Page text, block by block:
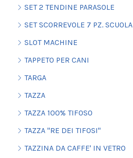
SET 2 TENDINE PARASOLE
SET SCORREVOLE 7 PZ. SCUOLA
SLOT MACHINE
TAPPETO PER CANI
TARGA
TAZZA
TAZZA 100% TIFOSO
TAZZA "RE DEI TIFOSI"
TAZZINA DA CAFFE' IN VETRO